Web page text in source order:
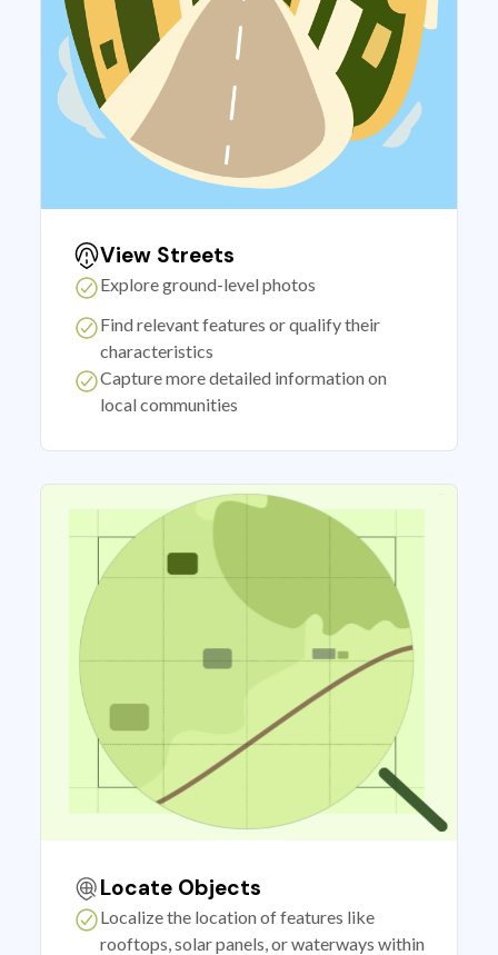
View Streets
Explore ground-level photos
Find relevant features or qualify their
characteristics
Capture more detailed information on
local communities
Locate Objects
Localize the location of features like
rooftops, solar panels, or waterways within